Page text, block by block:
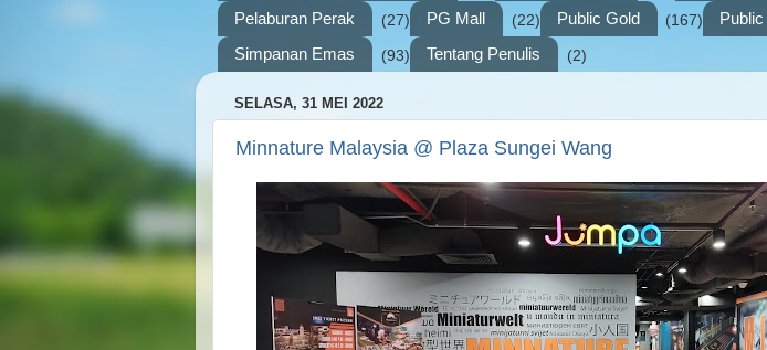
Pelaburan Perak (27) PG Mall (22) Public Gold (167)
Simpanan Emas (93) Tentang Penulis (2)
SELASA, 31 MEI 2022
Minnature Malaysia @ Plaza Sungei Wang